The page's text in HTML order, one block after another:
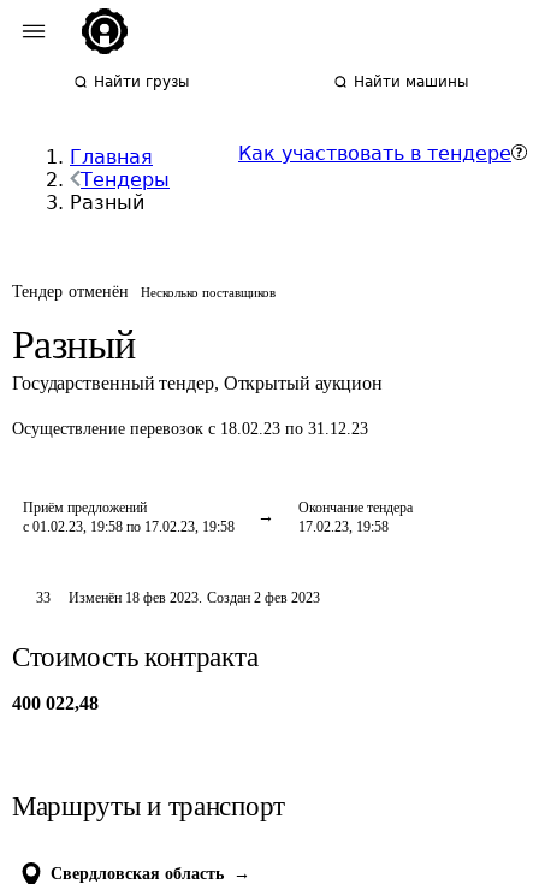
Найти грузы Найти машины
Главная
Тендеры
Разный
Как участвовать в тендере
Тендер отменён Несколько поставщиков
Разный
Государственный тендер, Открытый аукцион
Осуществление перевозок с 18.02.23 по 31.12.23
Приём предложений
с 01.02.23, 19:58 по 17.02.23, 19:58
Окончание тендера
17.02.23, 19:58
33 Изменён 18 фев 2023. Создан 2 фев 2023
Стоимость контракта
400 022,48
Маршруты и транспорт
Свердловская область
→